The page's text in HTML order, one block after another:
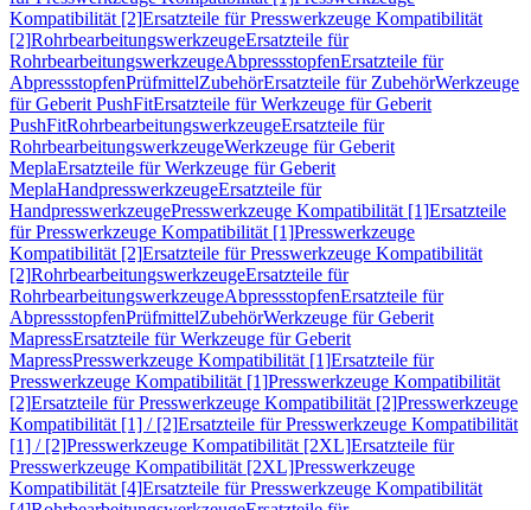
Kompatibilität [2]Ersatzteile für Presswerkzeuge Kompatibilität
[2]RohrbearbeitungswerkzeugeErsatzteile für
RohrbearbeitungswerkzeugeAbpressstopfenErsatzteile für
AbpressstopfenPrüfmittelZubehörErsatzteile für ZubehörWerkzeuge
für Geberit PushFitErsatzteile für Werkzeuge für Geberit
PushFitRohrbearbeitungswerkzeugeErsatzteile für
RohrbearbeitungswerkzeugeWerkzeuge für Geberit
MeplaErsatzteile für Werkzeuge für Geberit
MeplaHandpresswerkzeugeErsatzteile für
HandpresswerkzeugePresswerkzeuge Kompatibilität [1]Ersatzteile
für Presswerkzeuge Kompatibilität [1]Presswerkzeuge
Kompatibilität [2]Ersatzteile für Presswerkzeuge Kompatibilität
[2]RohrbearbeitungswerkzeugeErsatzteile für
RohrbearbeitungswerkzeugeAbpressstopfenErsatzteile für
AbpressstopfenPrüfmittelZubehörWerkzeuge für Geberit
MapressErsatzteile für Werkzeuge für Geberit
MapressPresswerkzeuge Kompatibilität [1]Ersatzteile für
Presswerkzeuge Kompatibilität [1]Presswerkzeuge Kompatibilität
[2]Ersatzteile für Presswerkzeuge Kompatibilität [2]Presswerkzeuge
Kompatibilität [1] / [2]Ersatzteile für Presswerkzeuge Kompatibilität
[1] / [2]Presswerkzeuge Kompatibilität [2XL]Ersatzteile für
Presswerkzeuge Kompatibilität [2XL]Presswerkzeuge
Kompatibilität [4]Ersatzteile für Presswerkzeuge Kompatibilität